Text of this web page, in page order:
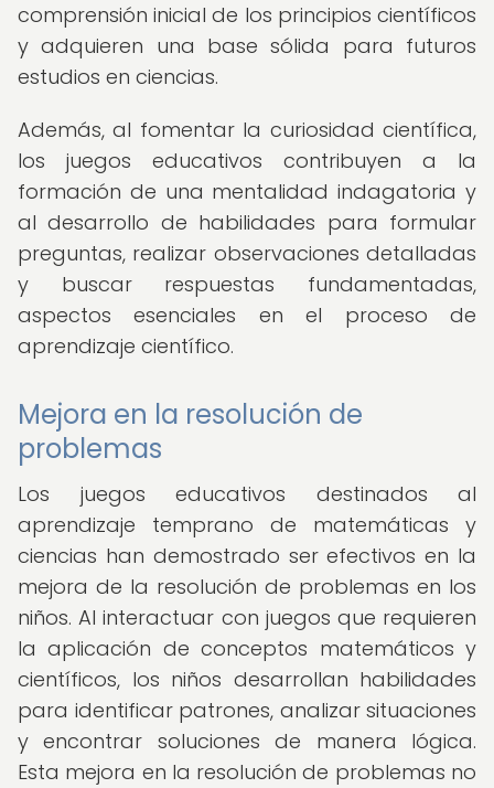
comprensión inicial de los principios científicos
y adquieren una base sólida para futuros
estudios en ciencias.
Además, al fomentar la curiosidad científica,
los juegos educativos contribuyen a la
formación de una mentalidad indagatoria y
al desarrollo de habilidades para formular
preguntas, realizar observaciones detalladas
y buscar respuestas fundamentadas,
aspectos esenciales en el proceso de
aprendizaje científico.
Mejora en la resolución de
problemas
Los juegos educativos destinados al
aprendizaje temprano de matemáticas y
ciencias han demostrado ser efectivos en la
mejora de la resolución de problemas en los
niños. Al interactuar con juegos que requieren
la aplicación de conceptos matemáticos y
científicos, los niños desarrollan habilidades
para identificar patrones, analizar situaciones
y encontrar soluciones de manera lógica.
Esta mejora en la resolución de problemas no